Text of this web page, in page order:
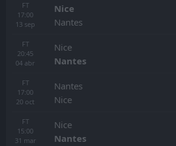
FT
17:00
13 sep
Nice
Nantes
FT
20:45
04 abr
Nice
Nantes
FT
17:00
20 oct
Nantes
Nice
FT
15:00
31 mar
Nice
Nantes